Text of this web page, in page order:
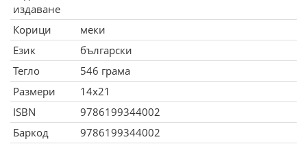
издаване
Корици
меки
Език
български
Тегло
546 грама
Размери
14x21
ISBN
9786199344002
Баркод
9786199344002